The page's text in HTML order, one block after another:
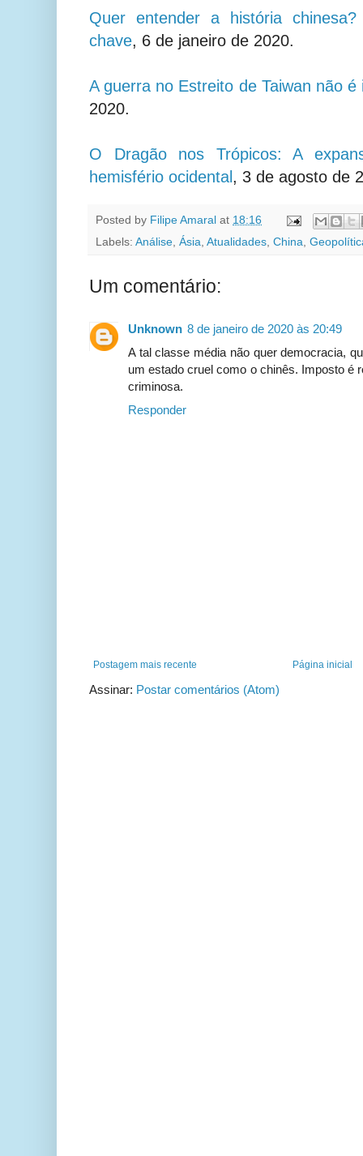
Quer entender a história
chave, 6 de janeiro de 2020.
A guerra no Estreito de Taiwan não é
2020.
O Dragão nos Trópicos: A
hemisfério ocidental , 3 de agosto de
Posted by Filipe Amaral at 18:16
Labels: Análise Ásia Atualidades China
Um comentário:
Unknown 8 de janeiro de 2020 às 20:49
A tal classe média não quer democracia,
um estado cruel como o chinês. Imposto é
criminosa.
Responder
Postagem mais recente Página inicial
Assinar: Postar comentários (Atom)